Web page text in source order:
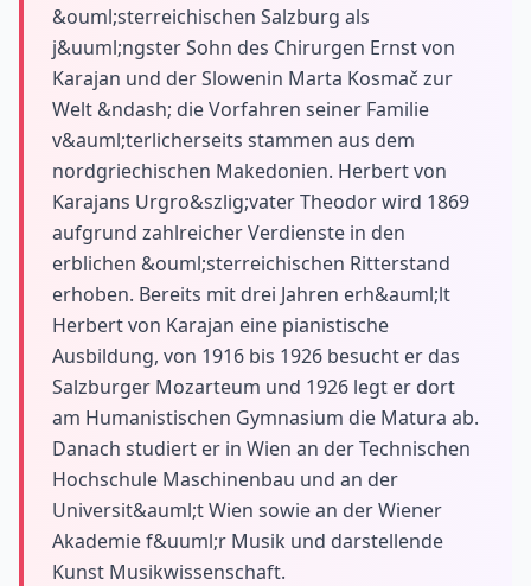
&ouml;sterreichischen Salzburg als
j&uuml;ngster Sohn des Chirurgen Ernst von
Karajan und der Slowenin Marta Kosmač zur
Welt &ndash; die Vorfahren seiner Familie
v&auml;terlicherseits stammen aus dem
nordgriechischen Makedonien. Herbert von
Karajans Urgro&szlig;vater Theodor wird 1869
aufgrund zahlreicher Verdienste in den
erblichen &ouml;sterreichischen Ritterstand
erhoben. Bereits mit drei Jahren erh&auml;lt
Herbert von Karajan eine pianistische
Ausbildung, von 1916 bis 1926 besucht er das
Salzburger Mozarteum und 1926 legt er dort
am Humanistischen Gymnasium die Matura ab.
Danach studiert er in Wien an der Technischen
Hochschule Maschinenbau und an der
Universit&auml;t Wien sowie an der Wiener
Akademie f&uuml;r Musik und darstellende
Kunst Musikwissenschaft.